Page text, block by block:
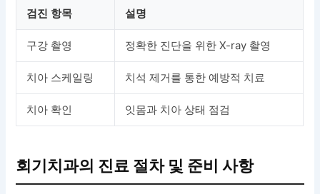
검진 항목 설명
구강 촬영 정확한 진단을 위한 X-ray 촬영
치아 스케일링 치석 제거를 통한 예방적 치료
치아 확인 잇몸과 치아 상태 점검
회기치과의 진료 절차 및 준비 사항